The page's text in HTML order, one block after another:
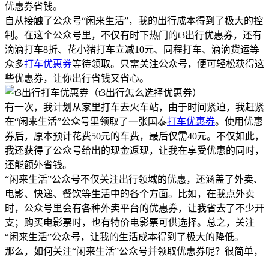
优惠券省钱。
自从接触了公众号“闲来生活”，我的出行成本得到了极大的控
制。在这个公众号里，不仅有时下热门的t3出行优惠券，还有
滴滴打车8折、花小猪打车立减10元、同程打车、滴滴货运等
众多打车优惠券等待领取。只需关注公众号，便可轻松获得这
些优惠券，让你出行省钱又省心。
有一次，我计划从家里打车去火车站，由于时间紧迫，我赶紧
在“闲来生活”公众号里领取了一张国泰打车优惠券。使用优惠
券后，原本预计花费50元的车费，最后仅需40元。不仅如此，
我还获得了公众号给出的现金返现，让我在享受优惠的同时，
还能额外省钱。
“闲来生活”公众号不仅关注出行领域的优惠，还涵盖了外卖、
电影、快递、餐饮等生活中的各个方面。比如，在我点外卖
时，公众号里会有各种外卖平台的优惠券，让我省去了不少开
支；购买电影票时，也有特价电影票可供选择。总之，关注
“闲来生活”公众号，让我的生活成本得到了极大的降低。
那么，如何关注“闲来生活”公众号并领取优惠券呢？很简单，